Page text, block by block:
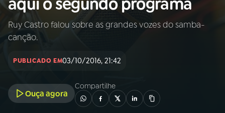
Rádio
MEC
Buscar
Ruy Castro falou sobre as grandes vozes do samba-
canção.
PUBLICADO EM03/10/2016, 21:42
Ouça agora
Compartilhe